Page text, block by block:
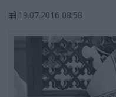
19.07.2016 08:58